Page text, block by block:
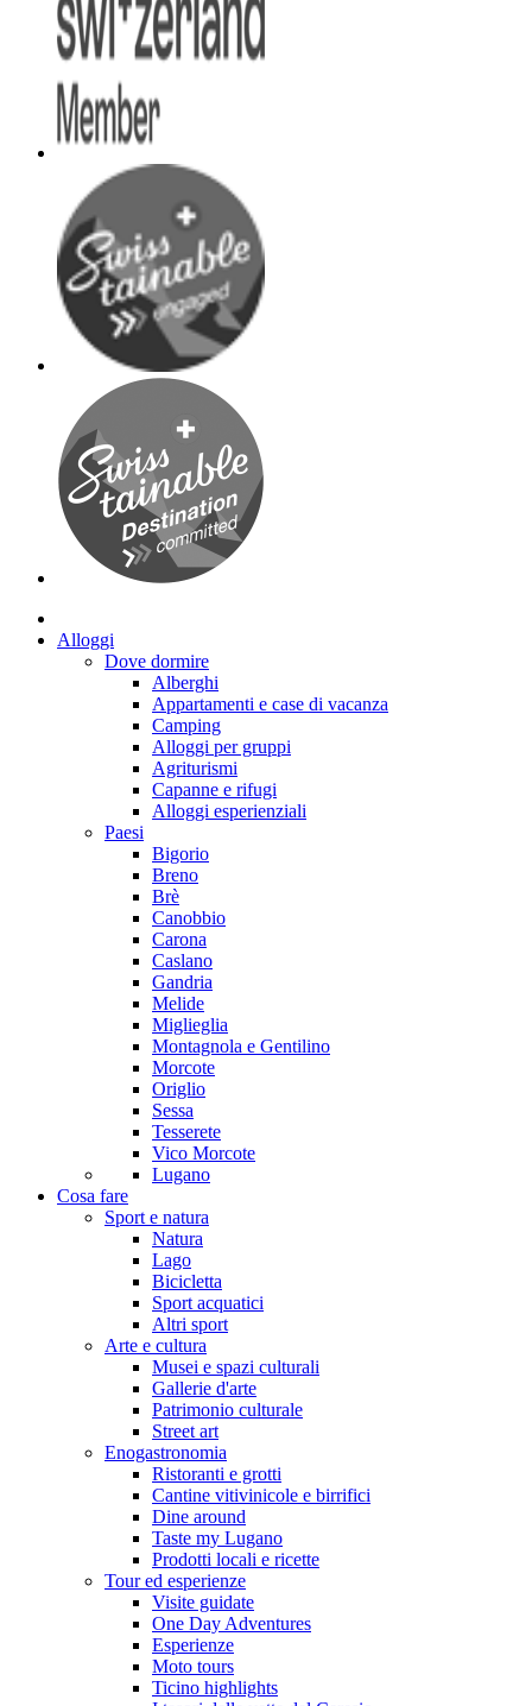
Alloggi
Dove dormire
Alberghi
Appartamenti e case di vacanza
Camping
Alloggi per gruppi
Agriturismi
Capanne e rifugi
Alloggi esperienziali
Paesi
Bigorio
Breno
Brè
Canobbio
Carona
Caslano
Gandria
Melide
Miglieglia
Montagnola e Gentilino
Morcote
Origlio
Sessa
Tesserete
Vico Morcote
Lugano
Cosa fare
Sport e natura
Natura
Lago
Bicicletta
Sport acquatici
Altri sport
Arte e cultura
Musei e spazi culturali
Gallerie d'arte
Patrimonio culturale
Street art
Enogastronomia
Ristoranti e grotti
Cantine vitivinicole e birrifici
Dine around
Taste my Lugano
Prodotti locali e ricette
Tour ed esperienze
Visite guidate
One Day Adventures
Esperienze
Moto tours
Ticino highlights